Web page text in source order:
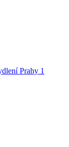
Prahy 1